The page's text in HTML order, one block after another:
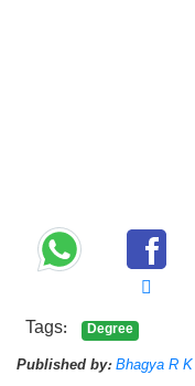
Tags: Degree
Published by: Bhagya R K